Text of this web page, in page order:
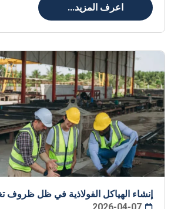
اعرف المزيد...
إنشاء الهياكل الفولاذية في ظل ظروف